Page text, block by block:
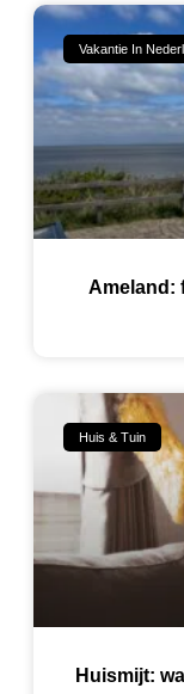
Vakantie In
Ameland:
Huis & Tuin
Huismijt: